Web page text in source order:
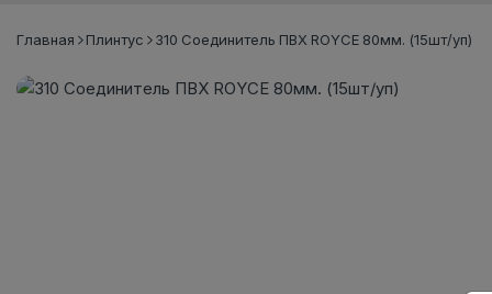
Главная Плинтус 310 Соединитель ПВХ ROYCE 80мм. (15шт/уп)